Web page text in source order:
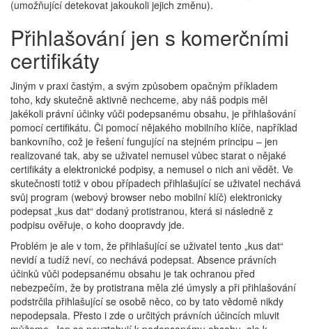
(umožňující detekovat jakoukoli jejich změnu).
Přihlašování jen s komerčními
certifikáty
Jiným v praxi častým, a svým způsobem opačným příkladem
toho, kdy skutečně aktivně nechceme, aby náš podpis měl
jakékoli právní účinky vůči podepsanému obsahu, je přihlašování
pomocí certifikátu. Či pomocí nějakého mobilního klíče, například
bankovního, což je řešení fungující na stejném principu – jen
realizované tak, aby se uživatel nemusel vůbec starat o nějaké
certifikáty a elektronické podpisy, a nemusel o nich ani vědět. Ve
skutečnosti totiž v obou případech přihlašující se uživatel nechává
svůj program (webový browser nebo mobilní klíč) elektronicky
podepsat „kus dat“ dodaný protistranou, která si následně z
podpisu ověřuje, o koho doopravdy jde.
Problém je ale v tom, že přihlašující se uživatel tento „kus dat“
nevidí a tudíž neví, co nechává podepsat. Absence právních
účinků vůči podepsanému obsahu je tak ochranou před
nebezpečím, že by protistrana měla zlé úmysly a při přihlašování
podstrčila přihlašující se osobě něco, co by tato vědomě nikdy
nepodepsala. Přesto i zde o určitých právních účincích mluvit